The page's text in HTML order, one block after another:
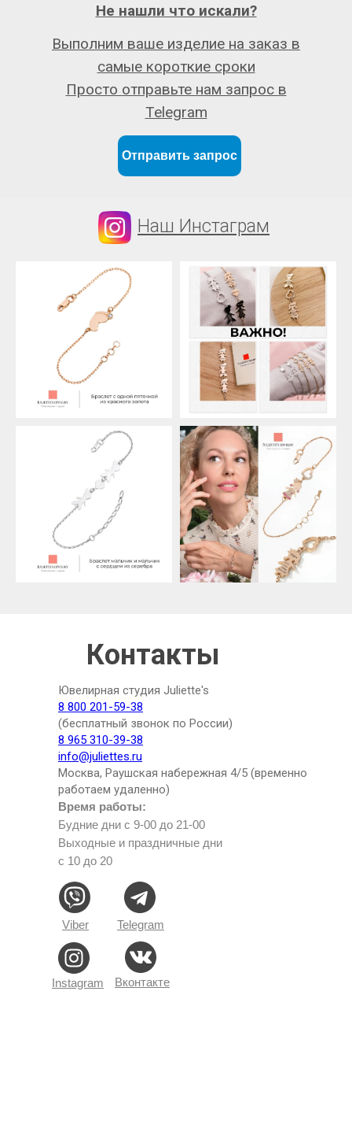
Отправить запрос
Выполним ваше изделие на заказ в
самые короткие сроки
Просто отправьте нам запрос в
Telegram
Не нашли что искали?
Наш Инстаграм
Время работы:
Будние дни с 9-00 до 21-00
Выходные и праздничные дни
с 10 до 20
Telegram
Viber
Instagram
Ювелирная студия Juliette's
8 800 201-59-38
(бесплатный звонок по России)
8 965 310-39-38
info@juliettes.ru
Москва, Раушская набережная 4/5 (временно
работаем удаленно)
Контакты
Вконтакте